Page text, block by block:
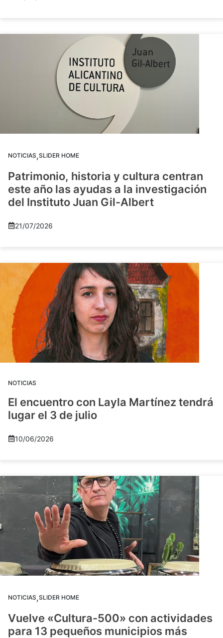
NOTICIAS,SLIDER HOME
Patrimonio, historia y cultura centran
este año las ayudas a la investigación
del Instituto Juan Gil-Albert
21/07/2026
NOTICIAS
El encuentro con Layla Martínez tendrá
lugar el 3 de julio
10/06/2026
NOTICIAS,SLIDER HOME
Vuelve «Cultura-500» con actividades
para 13 pequeños municipios más